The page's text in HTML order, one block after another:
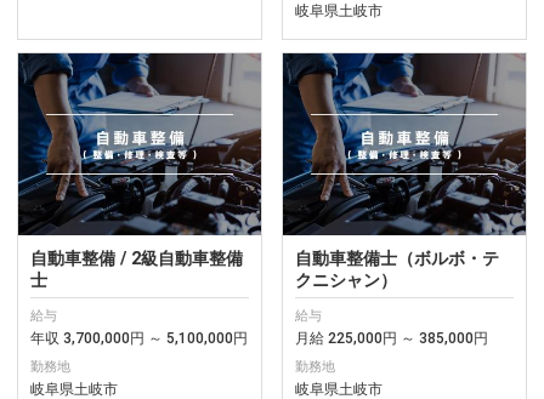
岐阜県土岐市
自動車整備 / 2級自動車整備
士
給与
年収 3,700,000円 ～ 5,100,000円
勤務地
岐阜県土岐市
自動車整備士（ボルボ・テ
クニシャン）
給与
月給 225,000円 ～ 385,000円
勤務地
岐阜県土岐市